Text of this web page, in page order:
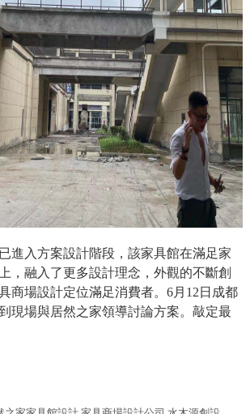
進入方案設計階段，該家具館在滿足家
，融入了更多設計理念，外觀的不斷創
商場設計定位滿足消費者。6月12日成都
現場與居然之家領導討論方案。敲定最